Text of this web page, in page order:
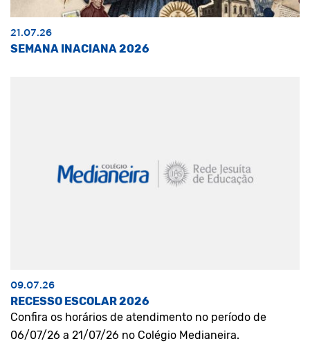
21.07.26
SEMANA INACIANA 2026
09.07.26
RECESSO ESCOLAR 2026
Confira os horários de atendimento no período de
06/07/26 a 21/07/26 no Colégio Medianeira.